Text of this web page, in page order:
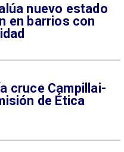
nuevo estado
en barrios con
cruce Campillai-
de Ética